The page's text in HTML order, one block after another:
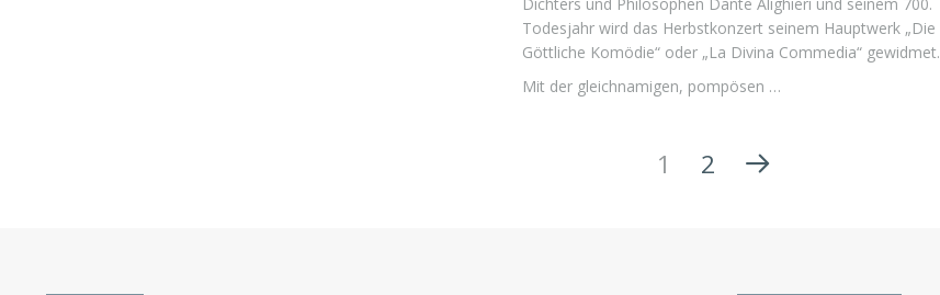
Todesjahr wird das Herbstkonzert seinem Hauptwerk „Die
Göttliche Komödie“ oder „La Divina Commedia“ gewidmet.
Mit der gleichnamigen, pompösen …
1 2